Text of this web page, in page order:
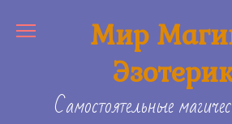
Мир
Самостоятельные